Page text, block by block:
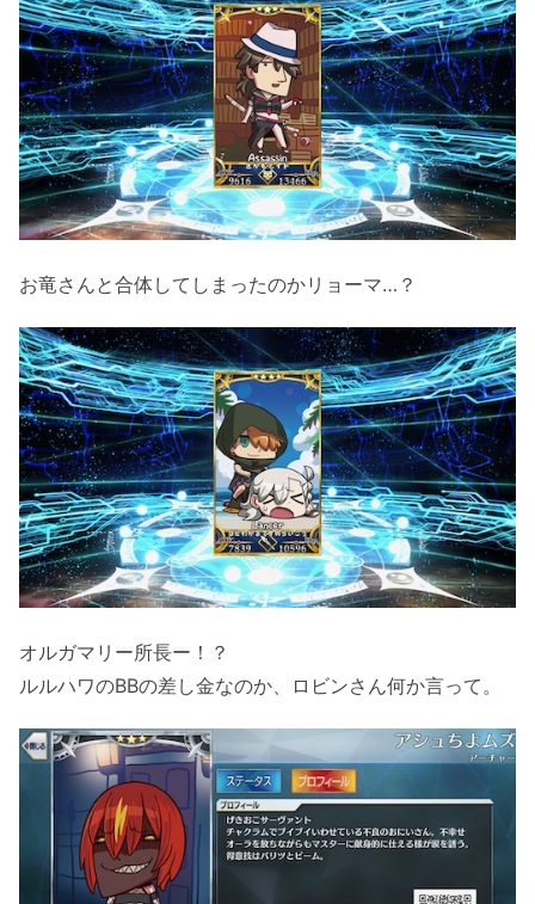
お竜さんと合体してしまったのかリョーマ…？
オルガマリー所長ー！？
ルルハワのBBの差し金なのか、ロビンさん何か言って。